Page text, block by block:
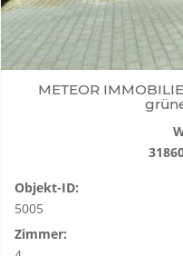
METEOR
Objekt-ID:
5005
Zimmer: